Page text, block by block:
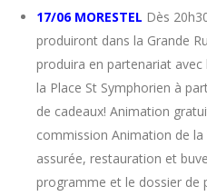
17/06 MORESTEL Dès
produiront dans la Grande
produira en partenariat
la Place St Symphorien à
de cadeaux! Animation
commission Animation de
assurée, restauration et
programme et le dossier de